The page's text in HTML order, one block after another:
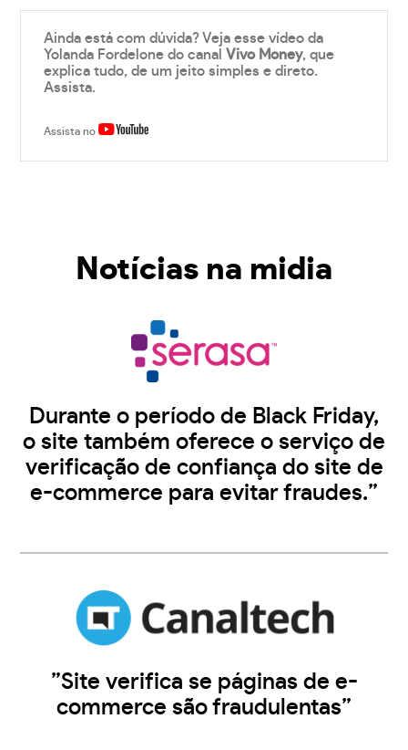
Ainda está com dúvida? Veja esse vídeo da
Yolanda Fordelone do canalVivo Money, que
explica tudo, de um jeito simples e direto.
Assista.
Assista no
Notícias na midia
Durante o período de Black Friday,
o site também oferece o serviço de
verificação de confiança do site de
e-commerce para evitar fraudes.”
”Site verifica se páginas de e-
commerce são fraudulentas”